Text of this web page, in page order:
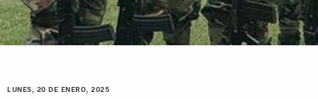
LUNES, 20 DE ENERO, 2025